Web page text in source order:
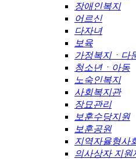
장애인복지
어르신
다자녀
보육
가정복지ㆍ다
청소년ㆍ아동
노숙인복지
사회복지관
장묘관리
보훈수당지원
보훈공원
지역자율형사
의사상자 지원